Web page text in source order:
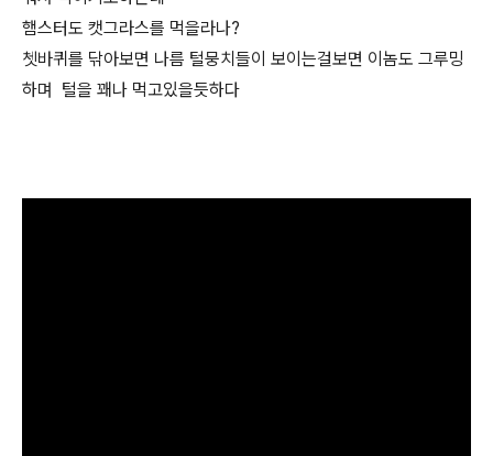
햄스터도 캣그라스를 먹을라나?
쳇바퀴를 닦아보면 나름 털뭉치들이 보이는걸보면 이놈도 그루밍
하며 털을 꽤나 먹고있을듯하다